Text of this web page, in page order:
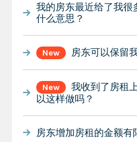
我的房东最近给了我很
什么意思？
New 房东可以保留
New
我收到了房租
以这样做吗？
房东增加房租的金额有